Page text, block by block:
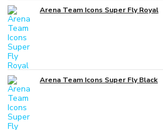
Arena Team Icons Super Fly Royal
Arena Team Icons Super Fly Black